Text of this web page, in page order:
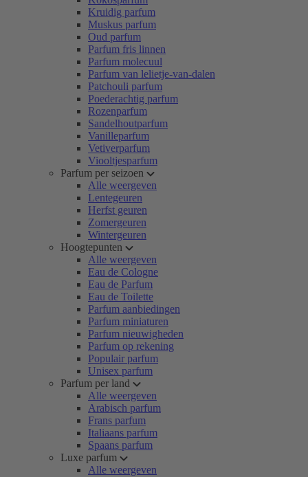
Kruidig parfum
Muskus parfum
Oud parfum
Parfum fris linnen
Parfum molecuul
Parfum van lelietje-van-dalen
Patchouli parfum
Poederachtig parfum
Rozenparfum
Sandelhoutparfum
Vanilleparfum
Vetiverparfum
Viooltjesparfum
Parfum per seizoen
Alle weergeven
Lentegeuren
Herfst geuren
Zomergeuren
Wintergeuren
Hoogtepunten
Alle weergeven
Eau de Cologne
Eau de Parfum
Eau de Toilette
Parfum aanbiedingen
Parfum miniaturen
Parfum nieuwigheden
Parfum op rekening
Populair parfum
Unisex parfum
Parfum per land
Alle weergeven
Arabisch parfum
Frans parfum
Italiaans parfum
Spaans parfum
Luxe parfum
Alle weergeven